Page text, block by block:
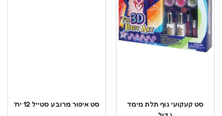
סט איפור מרובע סטייל 12 יח’
סט קעקועי גוף תלת מימד